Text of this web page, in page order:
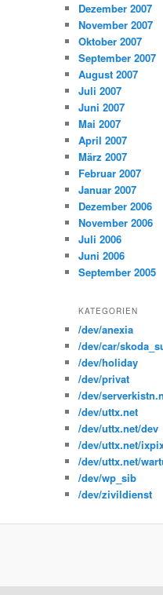
Dezember 2007
November 2007
Oktober 2007
September 2007
August 2007
Juli 2007
Juni 2007
Mai 2007
April 2007
März 2007
Februar 2007
Januar 2007
Dezember 2006
November 2006
Juli 2006
Juni 2006
September 2005
KATEGORIEN
/dev/anexia
/dev/car/
/dev/holiday
/dev/privat
/dev/
/dev/uttx.net
/dev/uttx.net/dev
/dev/uttx.net/
/dev/uttx.net/
/dev/wp_sib
/dev/zivildienst